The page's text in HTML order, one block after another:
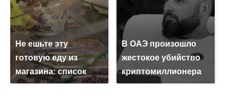
Не ешьте эту
готовую еду из
магазина: список
В ОАЭ произошло
жестокое убийство
криптомиллионера